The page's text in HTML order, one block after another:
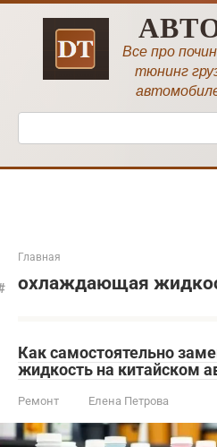
Перейти
Все про
тюнинг
Поиск:
Главная
охлаждающая
Как самостоятельно
жидкость на китайском
Ремонт Елена Петрова